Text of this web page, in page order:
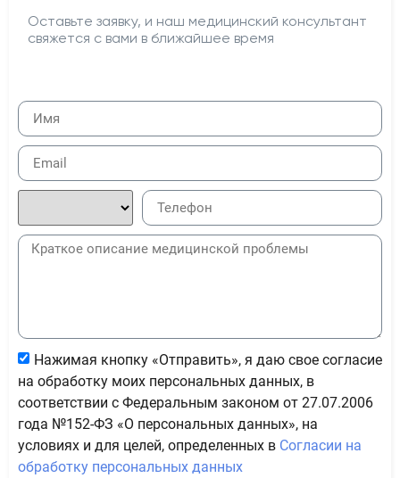
Оставьте заявку, и наш медицинский консультант
свяжется с вами в ближайшее время
Нажимая кнопку «Отправить», я даю свое согласие
на обработку моих персональных данных, в
соответствии с Федеральным законом от 27.07.2006
года №152-ФЗ «О персональных данных», на
условиях и для целей, определенных в Согласии на
обработку персональных данных